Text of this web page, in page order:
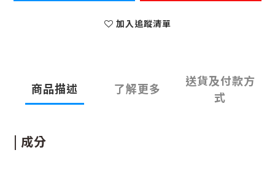
加入追蹤清單
商品描述 了解更多
送貨及付款方
式
| 成分